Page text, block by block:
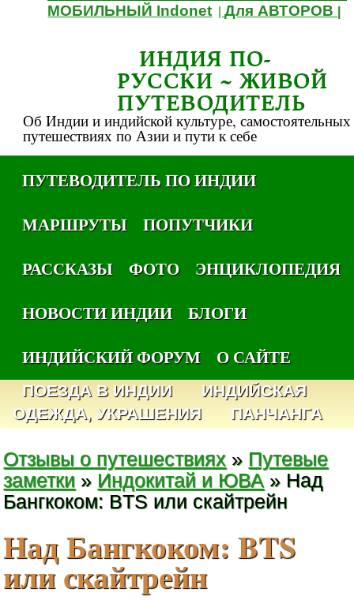
МОБИЛЬНЫЙ Indonet |Для АВТОРОВ
ИНДИЯ ПО-
РУССКИ ~ ЖИВОЙ
ПУТЕВОДИТЕЛЬ
Об Индии и индийской культуре, самостоятельных
путешествиях по Азии и пути к себе
ПУТЕВОДИТЕЛЬ ПО ИНДИИ
МАРШРУТЫ
ПОПУТЧИКИ
РАССКАЗЫ
ФОТО
ЭНЦИКЛОПЕДИЯ
НОВОСТИ ИНДИИ
БЛОГИ
ИНДИЙСКИЙ ФОРУМ
О САЙТЕ
ПОЕЗДА В ИНДИИ
ИНДИЙСКАЯ
ОДЕЖДА, УКРАШЕНИЯ
ПАНЧАНГА
Отзывы о путешествиях » Путевые
заметки » Индокитай и ЮВА » Над
Бангкоком: BTS или скайтрейн
Над Бангкоком: BTS
или скайтрейн